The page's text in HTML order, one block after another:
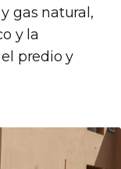
gas natural,
y la
predio y